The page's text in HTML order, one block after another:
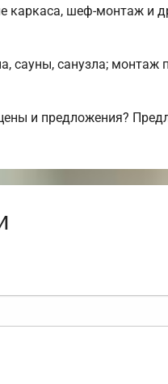
каркаса, шеф-монтаж и
сауны, санузла; монтаж
и предложения?